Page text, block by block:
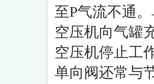
至P气流不通
空压机向气罐
空压机停止工
单向阀还常与